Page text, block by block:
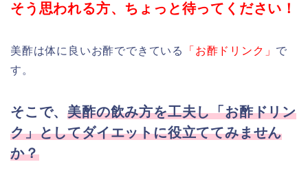
そう思われる方、ちょっと待ってください！
美酢は体に良いお酢でできている 「お酢ドリンク」 で
す。
そこで、美酢の飲み方を工夫し「お酢ドリン
ク」としてダイエットに役立ててみません
か？